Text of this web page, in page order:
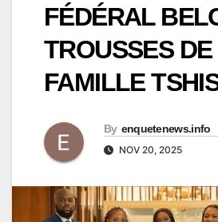
FÉDÉRAL
TROUSSES
FAMILLE
By enquetenews.info
NOV 20, 2025